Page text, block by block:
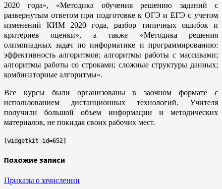
2020 года», «Методика обучения решению заданий с
развернутым ответом при подготовке к ОГЭ и ЕГЭ с учетом
изменений КИМ 2020 года, разбор типичных ошибок и
критериев оценки», а также «Методика решения
олимпиадных задач по информатике и программированию:
эффективность алгоритмов; алгоритмы работы с массивами;
алгоритмы работы со строками; сложные структуры данных;
комбинаторные алгоритмы».
Все курсы были организованы в заочном формате с
использованием дистанционных технологий. Учителя
получили большой объем информации и методических
материалов, не покидая своих рабочих мест.
[widgetkit id=652]
Похожие записи
Приказы о зачислении